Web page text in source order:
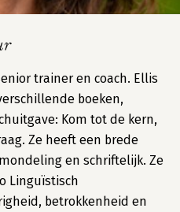
trainer en coach. Ellis
boeken,
Kom tot de kern,
Ze heeft een brede
en schriftelijk. Ze
Linguïstisch
betrokkenheid en